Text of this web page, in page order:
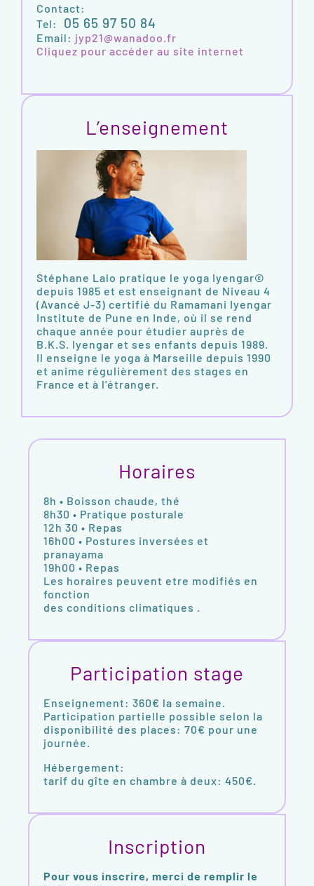
Contact:
Tel: 05 65 97 50 84
Email: jyp21@wanadoo.fr
Cliquez pour accéder au site internet
L’enseignement
Stéphane Lalo pratique le yoga Iyengar©
depuis 1985 et est enseignant de Niveau 4
(Avancé J-3) certifié du Ramamani Iyengar
Institute de Pune en Inde, où il se rend
chaque année pour étudier auprès de
B.K.S. Iyengar et ses enfants depuis 1989.
Il enseigne le yoga à Marseille depuis 1990
et anime régulièrement des stages en
France et à l’étranger.
Horaires
8h • Boisson chaude, thé
8h30 • Pratique posturale
12h 30 • Repas
16h00 • Postures inversées et
pranayama
19h00 • Repas
Les horaires peuvent etre modifiés en
fonction
des conditions climatiques .
Participation stage
Enseignement: 360€ la semaine.
Participation partielle possible selon la
disponibilité des places: 70€ pour une
journée.
Hébergement:
tarif du gîte en chambre à deux: 450€.
Inscription
Pour vous inscrire, merci de remplir le